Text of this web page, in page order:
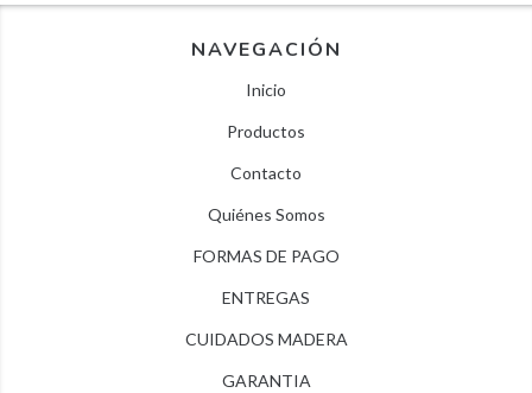
NAVEGACIÓN
Inicio
Productos
Contacto
Quiénes Somos
FORMAS DE PAGO
ENTREGAS
CUIDADOS MADERA
GARANTIA